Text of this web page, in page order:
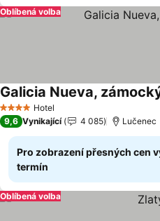
Oblíbená volba
4 Počet hvězdiček
Hotel
Galicia Nueva,
9,6 Vynikající 4 085 Lučenec
Pro zobrazení přesných cen
termín
Oblíbená volba